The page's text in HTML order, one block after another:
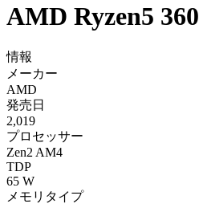
AMD Ryzen5
情報
メーカー
AMD
発売日
2,019
プロセッサー
Zen2 AM4
TDP
65 W
メモリタイプ